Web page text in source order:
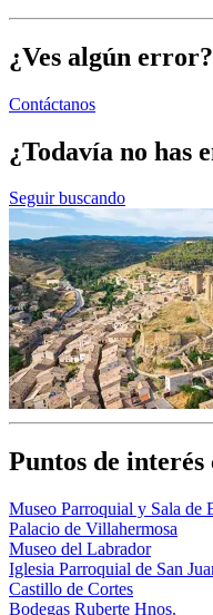
¿Ves algún error?
Contáctanos
¿Todavía no has
Seguir buscando
Puntos de interés
Museo Parroquial y Sala de
Palacio de Villahermosa
Museo del Labrador
Iglesia Parroquial de San
Castillo de Cortes
Bodegas Ruberte Hnos.